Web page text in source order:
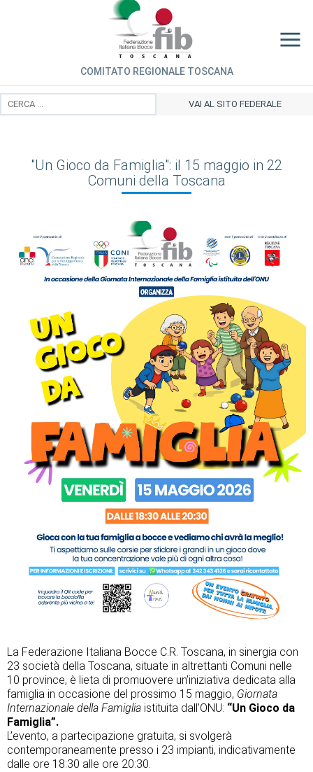
COMITATO REGIONALE TOSCANA
VAI AL SITO FEDERALE
"Un Gioco da Famiglia": il 15 maggio in 22
Comuni della Toscana
La Federazione Italiana Bocce C.R. Toscana, in sinergia con
23 società della Toscana, situate in altrettanti Comuni nelle
10 province, è lieta di promuovere un’iniziativa dedicata alla
famiglia in occasione del prossimo 15 maggio, Giornata
Internazionale della Famiglia istituita dall’ONU: “Un Gioco da
Famiglia”.
L’evento, a partecipazione gratuita, si svolgerà
contemporaneamente presso i 23 impianti, indicativamente
dalle ore 18:30 alle ore 20:30.